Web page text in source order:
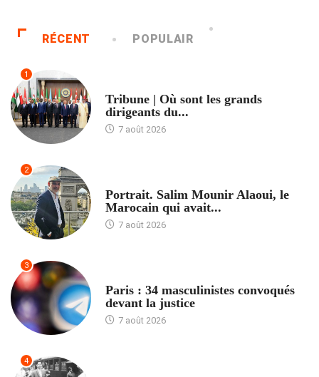
RÉCENT POPULAIR
1
Tribune | Où sont les grands
dirigeants du...
7 août 2026
2
Portrait. Salim Mounir Alaoui, le
Marocain qui avait...
7 août 2026
3
Paris : 34 masculinistes convoqués
devant la justice
7 août 2026
4